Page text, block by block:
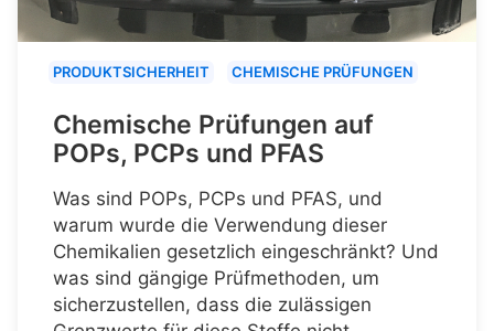
PRODUKTSICHERHEIT CHEMISCHE PRÜFUNGEN
Chemische Prüfungen auf
POPs, PCPs und PFAS
Was sind POPs, PCPs und PFAS, und
warum wurde die Verwendung dieser
Chemikalien gesetzlich eingeschränkt? Und
was sind gängige Prüfmethoden, um
sicherzustellen, dass die zulässigen